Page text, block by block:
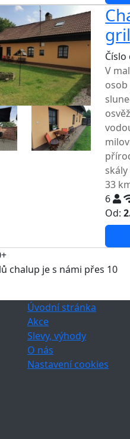
V
33
6
Od:
chalup je s námi přes 10
Úvodní stránka
Akce
Slevy, výhody
O nás
Nastavení cookies